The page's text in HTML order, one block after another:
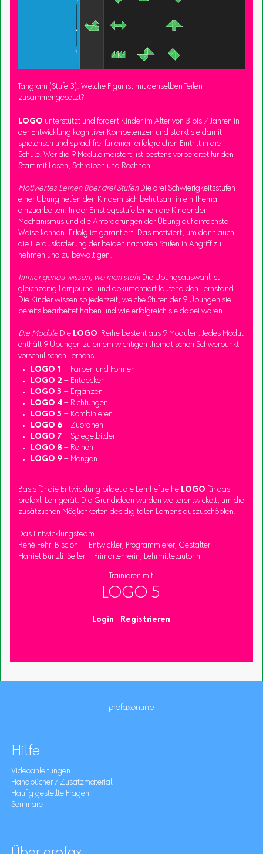
Tangram (Stufe 3): Welche Figur ist mit denselben Teilen
zusammengesetzt?
LOGO unterstützt und fördert Kinder im Alter von 3 bis 7 Jahren in
der Entwicklung kognitiver Kompetenzen und stärkt sie damit
spielerisch und sprachfrei für einen erfolgreichen Eintritt in die
Schule. Wer die 9 Module meistert, ist bestens vorbereitet für den
Start mit Lesen, Schreiben und Rechnen.
Motiviertes Lernen über drei StufenDie drei Schwierigkeitsstufen
einer Übung helfen den Kindern sich behutsam in ein Thema
einzuarbeiten. In der Einstiegsstufe lernen die Kinder den
Mechanismus und die Anforderungen der Übung auf einfachste
Weise kennen. Erfolg ist garantiert. Das motiviert, um dann auch
die Herausforderung der beiden nächsten Stufen in Angriff zu
nehmen und zu bewältigen.
Immer genau wissen, wo man stehtDie Übungsauswahl ist
gleichzeitig Lernjournal und dokumentiert laufend den Lernstand.
Die Kinder wissen so jederzeit, welche Stufen der 9 Übungen sie
bereits bearbeitet haben und wie erfolgreich sie dabei waren.
Die Module Die LOGO-Reihe besteht aus 9 Modulen. Jedes Modul
enthält 9 Übungen zu einem wichtigen thematischen Schwerpunkt
vorschulischen Lernens.
LOGO 1 – Farben und Formen
LOGO 2 – Entdecken
LOGO 3 – Ergänzen
LOGO 4– Richtungen
LOGO 5 – Kombinieren
LOGO 6– Zuordnen
LOGO 7 – Spiegelbilder
LOGO 8– Reihen
LOGO 9– Mengen
Basis für die Entwicklung bildet die Lernheftreihe LOGO für das
profaxli Lerngerät. Die Grundideen wurden weiterentwickelt, um die
zusätzlichen Möglichkeiten des digitalen Lernens auszuschöpfen.
Das Entwicklungsteam
René Fehr-Biscioni – Entwickler, Programmierer, Gestalter
Harriet Bünzli-Seiler – Primarlehrerin, Lehrmittelautorin
Trainieren mit
LOGO 5
Login Registrieren
profaxonline
Hilfe
Videoanleitungen
Handbücher / Zusatzmaterial
Häufig gestellte Fragen
Seminare